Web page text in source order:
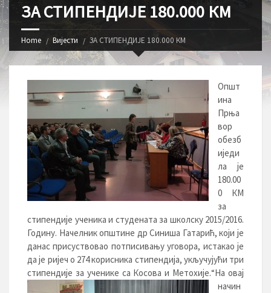
ЗА СТИПЕНДИЈЕ 180.000 КМ
Home Вијести ЗА СТИПЕНДИЈЕ 180.000 КМ
Општ
ина
Прња
вор
обезб
иједи
ла је
180.00
0 КМ
за
стипендије ученика и студената за школску 2015/2016.
Годину. Начелник општине др Синиша Гатарић, који је
данас присуствовао потписивању уговора, истакао је
да је ријеч о 274 корисника стипендија, укључујући три
стипендије за ученике са Косова и Метохије.“На овај
начин